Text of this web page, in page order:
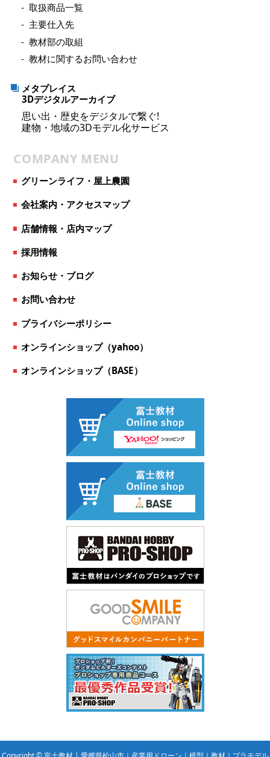
取扱商品一覧
主要仕入先
教材部の取組
教材に関するお問い合わせ
メタプレイス
3Dデジタルアーカイブ
思い出・歴史をデジタルで繋ぐ!
建物・地域の3Dモデル化サービス
COMPANY MENU
グリーンライフ・屋上農園
会社案内・アクセスマップ
店舗情報・店内マップ
採用情報
お知らせ・ブログ
お問い合わせ
プライバシーポリシー
オンラインショップ（yahoo）
オンラインショップ（BASE）